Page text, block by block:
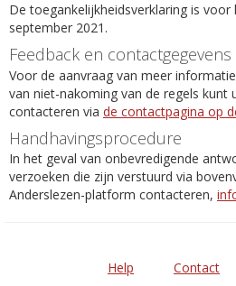
De toegankelijkheidsverklaring is voor
september 2021.
Feedback en contactgegevens
Voor de aanvraag van meer
van niet-nakoming van de regels kunt
contacteren via de contactpagina op
Handhavingsprocedure
In het geval van onbevredigende
verzoeken die zijn verstuurd via
Anderslezen-platform contacteren,
Help Contact